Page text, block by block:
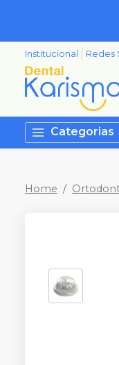
Institucional Redes
Categorias
Home